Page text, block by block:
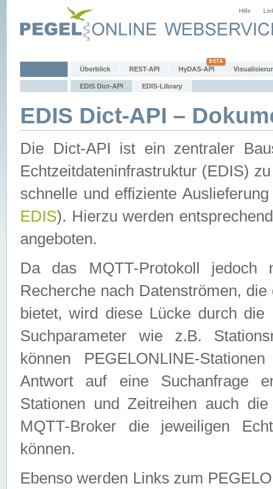
Hilfe
Überblick REST-API HyDAS-API
EDIS Dict-API EDIS-Library
EDIS Dict-API –
Die Dict-API ist ein zentraler
Echtzeitdateninfrastruktur (EDIS)
schnelle und effiziente
EDIS). Hierzu werden
angeboten.
Da das MQTT-Protokoll jedoch
Recherche nach Datenströmen,
bietet, wird diese Lücke durch die
Suchparameter wie z.B.
können PEGELONLINE-
Antwort auf eine Suchanfrage
Stationen und Zeitreihen auch
MQTT-Broker die jeweiligen
können.
Ebenso werden Links zum